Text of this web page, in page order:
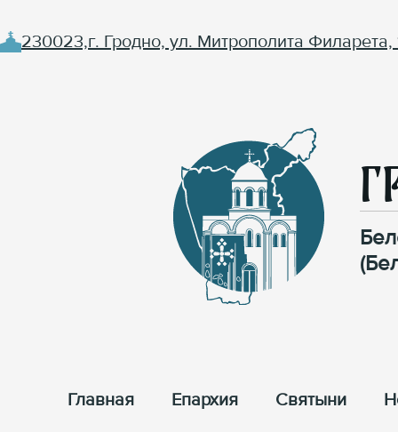
230023,г. Гродно, ул. Митрополита Филарета,
Главная Епархия Cвятыни